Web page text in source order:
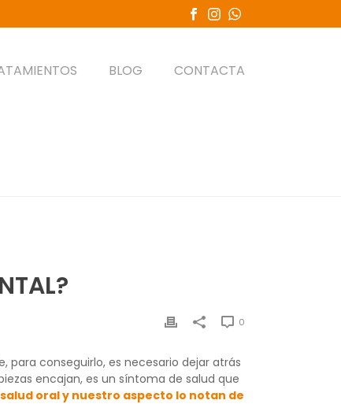
BLOG CONTACTA
0
para conseguirlo, es necesario dejar atrás
encajan, es un síntoma de salud que
oral y nuestro aspecto lo notan de